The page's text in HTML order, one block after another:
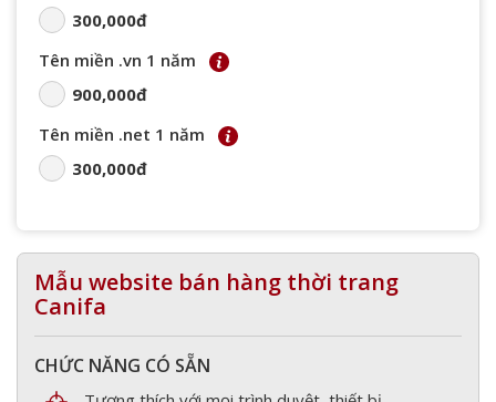
300,000đ
Tên miền .vn 1 năm
900,000đ
Tên miền .net 1 năm
300,000đ
Mẫu website bán hàng thời trang
Canifa
CHỨC NĂNG CÓ SẴN